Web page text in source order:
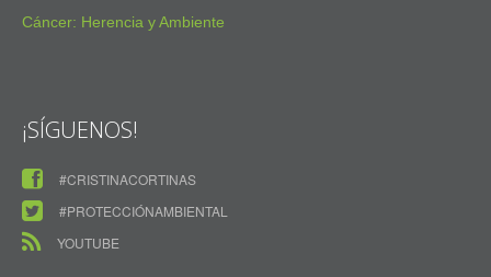
Cáncer: Herencia y Ambiente
¡SÍGUENOS!
#CRISTINACORTINAS
#PROTECCIÓNAMBIENTAL
YOUTUBE